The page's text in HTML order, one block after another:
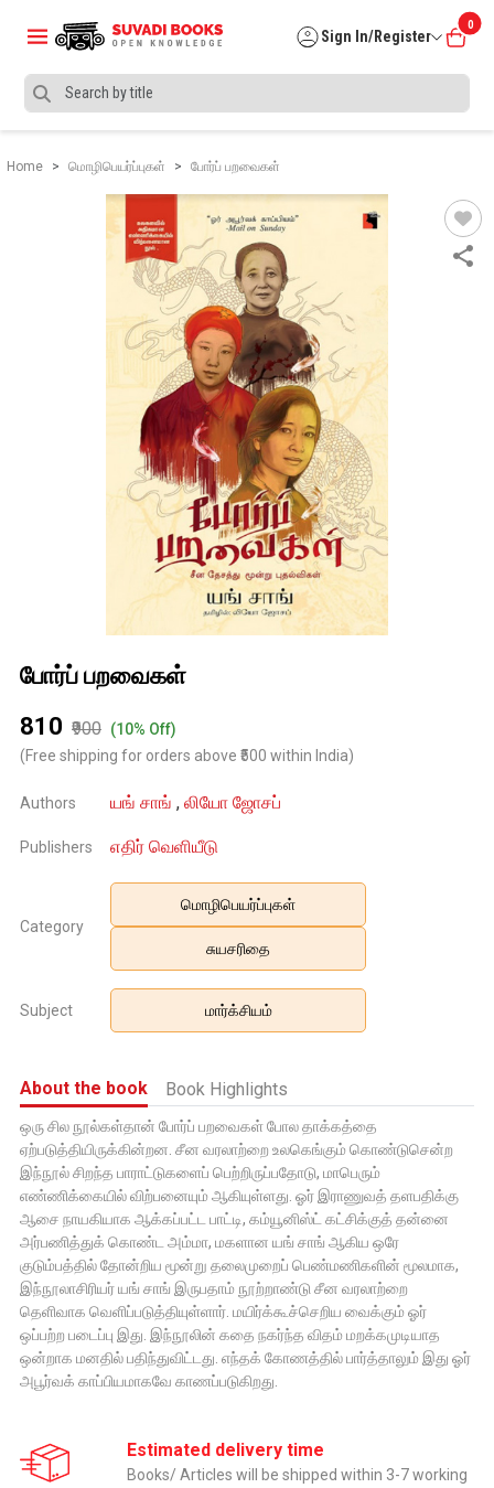
Sign In/Register
0
Home மொழிபெயர்ப்புகள் போர்ப் பறவைகள்
போர்ப் பறவைகள்
₹810 ₹900 (10% Off)
(Free shipping for orders above ₹500 within India)
Authors யங் சாங்,லியோ ஜோசப்
Publishers எதிர் வெளியீடு
Category
மொழிபெயர்ப்புகள்
சுயசரிதை
Subject மார்க்சியம்
About the book Book Highlights
ஒரு சில நூல்கள்தான் போர்ப் பறவைகள் போல தாக்கத்தை
ஏற்படுத்தியிருக்கின்றன. சீன வரலாற்றை உலகெங்கும் கொண்டுசென்ற
இந்நூல் சிறந்த பாராட்டுகளைப் பெற்றிருப்பதோடு, மாபெரும்
எண்ணிக்கையில் விற்பனையும் ஆகியுள்ளது. ஓர் இராணுவத் தளபதிக்கு
ஆசை நாயகியாக ஆக்கப்பட்ட பாட்டி, கம்யூனிஸ்ட் கட்சிக்குத் தன்னை
அர்பணித்துக் கொண்ட அம்மா, மகளான யங் சாங் ஆகிய ஒரே
குடும்பத்தில் தோன்றிய மூன்று தலைமுறைப் பெண்மணிகளின் மூலமாக,
இந்நூலாசிரியர் யங் சாங் இருபதாம் நூற்றாண்டு சீன வரலாற்றை
தெளிவாக வெளிப்படுத்தியுள்ளார். மயிர்க்கூச்செறிய வைக்கும் ஓர்
ஒப்பற்ற படைப்பு இது. இந்நூலின் கதை நகர்ந்த விதம் மறக்கமுடியாத
ஒன்றாக மனதில் பதிந்துவிட்டது. எந்தக் கோணத்தில் பார்த்தாலும் இது ஓர்
அபூர்வக் காப்பியமாகவே காணப்படுகிறது.
Estimated delivery time
Books/ Articles will be shipped within 3-7 working